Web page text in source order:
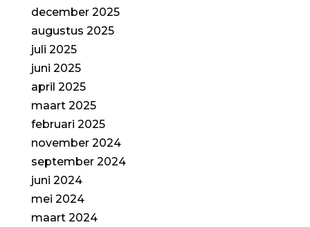
december 2025
augustus 2025
juli 2025
juni 2025
april 2025
maart 2025
februari 2025
november 2024
september 2024
juni 2024
mei 2024
maart 2024